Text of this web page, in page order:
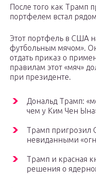
После того как Трамп
портфелем встал
Этот портфель в США
футбольным мячом».
отдать приказ о
правилам этот «мяч»
при президенте.
Дональд Трамп:
чем у Ким Чен
Трамп пригрозил
невиданными
Трамп и красная
решения о